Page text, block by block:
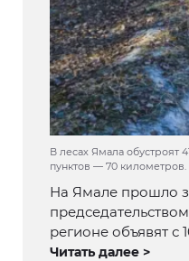
В лесах Ямала обустроят
пунктов — 70
На Ямале прошло
регионе объявят с
Читать далее >